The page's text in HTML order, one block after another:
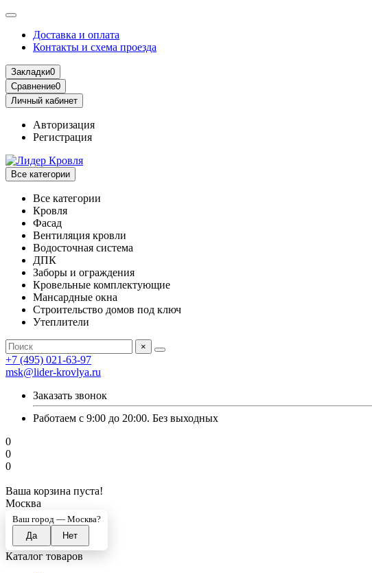
Доставка и оплата
Контакты и схема проезда
Закладки0
Сравнение0
Личный кабинет
Авторизация
Регистрация
Все категории
Все категории
Кровля
Фасад
Вентиляция кровли
Водосточная система
ДПК
Заборы и ограждения
Кровельные комплектующие
Мансардные окна
Строительство домов под ключ
Утеплители
×
+7 (495) 021-63-97
msk@lider-krovlya.ru
Заказать звонок
Работаем с 9:00 до 20:00. Без выходных
0
0
0
Ваша корзина пуста!
Москва
Ваш город — Москва?
Каталог товаров